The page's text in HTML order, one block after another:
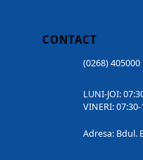
CONTACT
(0268) 405000
LUNI-JOI:
VINERI:
Adresa: Bdul.